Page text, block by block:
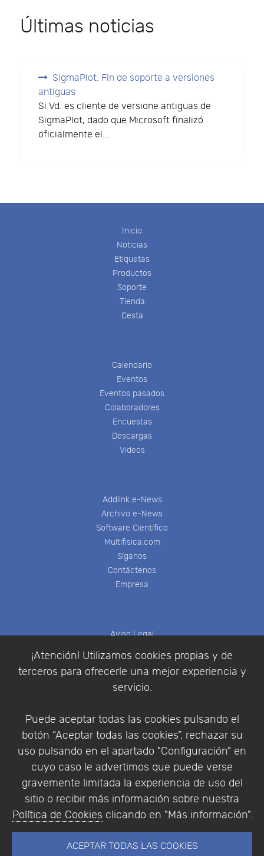
¡Atención! Utilizamos cookies propias y de
terceros para ofrecerle una mejor experiencia y
servicio.
Puede aceptar todas las cookies pulsando el
botón “Aceptar todas las cookies”, rechazar su
uso pulsando en el apartado "Configuración" en
cuyo caso le advertimos que puede verse
gravemente limitada la experiencia de uso del
sitio o recibir más información sobre nuestra
Política de Cookies clicando en "Más información".
ACEPTAR TODAS LAS COOKIES
Últimas noticias
SigmaPlot: Fin de soporte a versiones
antiguas
Si Vd. es cliente de versione antiguas de
SigmaPlot, dado que Microsoft finalizó
oficialmente el...
Inicio
Noticias
Etiquetas
Productos
Soporte
Tienda
Cesta
Calendario
Eventos
Eventos pasados
Colaboradores
Encuestas
Descargas
Videos
Addlink e-News
Archivo e-News
Software Científico
Multifisica.com
Síganos
Contáctenos
Empresa
Aviso Legal
Política de Privacidad
Condiciones de compra
Identificarse
Empresa|Aviso Legal| Política de Privacidad |
Política de Cookies
© Copyright 1994 - 2026. Addlink Software
Científico, S.L.
Portugal.